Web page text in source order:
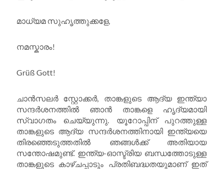
മാധ്യമ സുഹൃത്തുക്കളേ,
നമസ്കാരം!
Grüß Gott!
ചാൻസലർ സ്റ്റോക്കർ, താങ്കളുടെ ആദ്യ ഇന്ത്യാ
സന്ദർശനത്തിൽ ഞാൻ താങ്കളെ ഹൃദ്യമായി
സ്വാഗതം ചെയ്യുന്നു. യൂറോപ്പിന് പുറത്തുള്ള
താങ്കളുടെ ആദ്യ സന്ദർശനത്തിനായി ഇന്ത്യയെ
തിരഞ്ഞെടുത്തതിൽ ഞങ്ങൾക്ക് അതിയായ
സന്തോഷമുണ്ട്. ഇന്ത്യ-ഓസ്ട്രിയ ബന്ധത്തോടുള്ള
താങ്കളുടെ കാഴ്ചപ്പാടും പ്രതിബദ്ധതയുമാണ് ഇത്